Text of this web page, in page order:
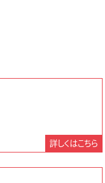
詳しくはこちら